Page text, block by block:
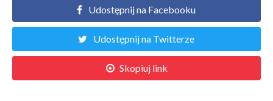
Udostępnij na Facebooku
Udostępnij na Twitterze
Skopiuj link